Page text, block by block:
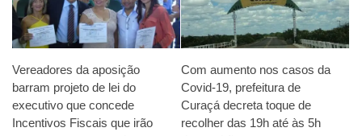
Vereadores da aposição
barram projeto de lei do
executivo que concede
Incentivos Fiscais que irão
Com aumento nos casos da
Covid-19, prefeitura de
Curaçá decreta toque de
recolher das 19h até às 5h